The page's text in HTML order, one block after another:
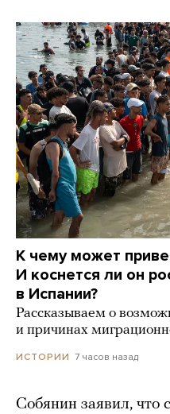
К чему может
И коснется ли он
в Испании?
Рассказываем о
и причинах
ИСТОРИИ 7 часов назад
Собянин заявил, что